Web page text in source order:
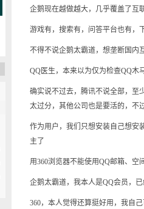
企鹅现在越做越大，几乎覆盖了互
游戏有，搜索有，问答平台也有，
不得不说企鹅太霸道，想垄断国内
QQ医生，本来以为仅为检查QQ木
确实说不过去，腾讯不说全部，至
太过分，其他公司也是要活的，不
作为用户，我们只想安装自己想安
主了
用360浏览器不能使用QQ邮箱、空
企鹅太霸道，我本人是QQ会员，
360，本人觉得还算挺好用，我自